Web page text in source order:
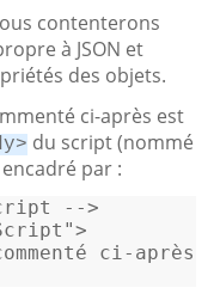
contenterons
à JSON et
des objets.
ci-après est
du script (nommé
par :
-->
>
ci-après